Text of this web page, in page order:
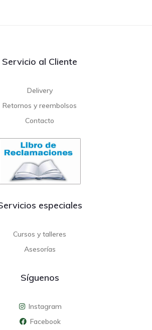
Servicio al Cliente
Delivery
Retornos y reembolsos
Contacto
especiales
Cursos y talleres
Asesorías
Síguenos
Instagram
Facebook